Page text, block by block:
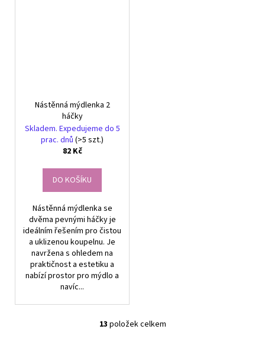
Nástěnná mýdlenka 2
háčky
Skladem. Expedujeme do 5
prac. dnů (>5 szt.)
82 Kč
DO KOŠÍKU
Nástěnná mýdlenka se
dvěma pevnými háčky je
ideálním řešením pro čistou
a uklizenou koupelnu. Je
navržena s ohledem na
praktičnost a estetiku a
nabízí prostor pro mýdlo a
navíc...
O
13 položek celkem